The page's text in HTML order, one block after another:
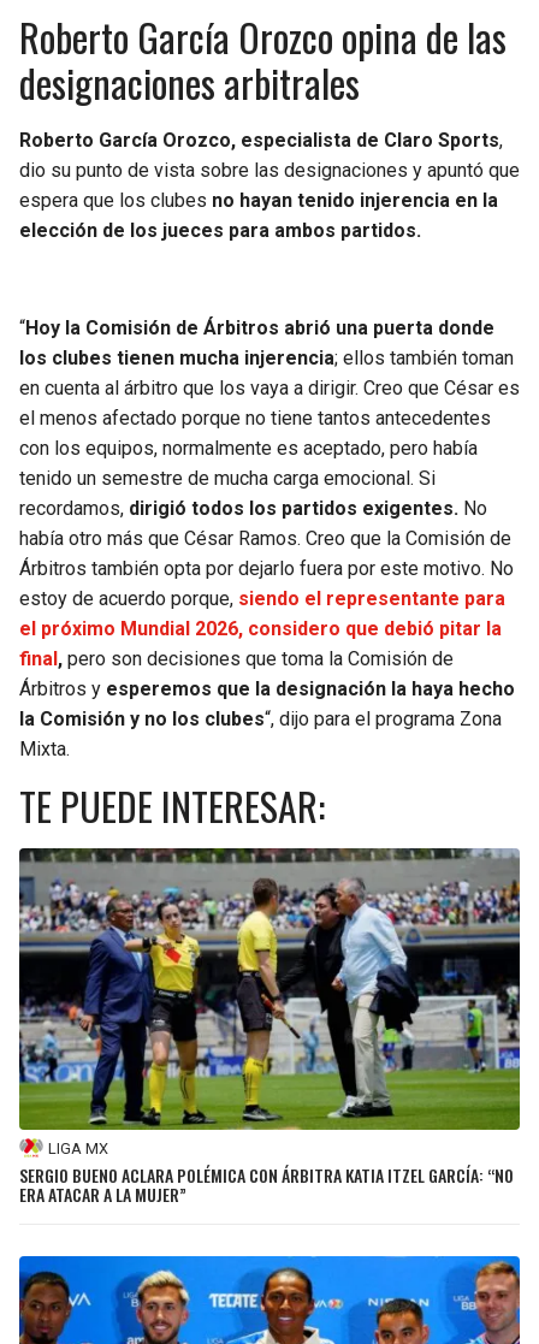
Roberto García Orozco opina de las
designaciones arbitrales
Roberto García Orozco, especialista de Claro Sports,
dio su punto de vista sobre las designaciones y apuntó que
espera que los clubes no hayan tenido injerencia en la
elección de los jueces para ambos partidos.
“Hoy la Comisión de Árbitros abrió una puerta donde
los clubes tienen mucha injerencia; ellos también toman
en cuenta al árbitro que los vaya a dirigir. Creo que César es
el menos afectado porque no tiene tantos antecedentes
con los equipos, normalmente es aceptado, pero había
tenido un semestre de mucha carga emocional. Si
recordamos, dirigió todos los partidos exigentes. No
había otro más que César Ramos. Creo que la Comisión de
Árbitros también opta por dejarlo fuera por este motivo. No
estoy de acuerdo porque, siendo el representante para
el próximo Mundial 2026, considero que debió pitar la
final , pero son decisiones que toma la Comisión de
Árbitros y esperemos que la designación la haya hecho
la Comisión y no los clubes“, dijo para el programa Zona
Mixta.
TE PUEDE INTERESAR:
LIGA MX
SERGIO BUENO ACLARA POLÉMICA CON ÁRBITRA KATIA ITZEL GARCÍA: “NO
ERA ATACAR A LA MUJER”